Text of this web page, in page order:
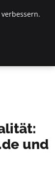
und
und